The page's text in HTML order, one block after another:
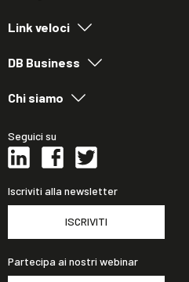
Link veloci
DB Business
Chi siamo
Seguici su
Iscriviti alla newsletter
ISCRIVITI
Partecipa ai nostri webinar